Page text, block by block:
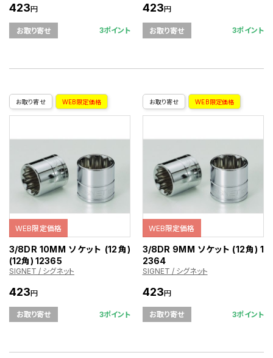
423円
お取り寄せ 3ポイント
423円
お取り寄せ 3ポイント
お取り寄せ WEB限定価格
WEB限定価格
3/8DR 10MM ソケット (12角)
(12角) 12365
SIGNET / シグネット
423円
お取り寄せ 3ポイント
お取り寄せ WEB限定価格
WEB限定価格
3/8DR 9MM ソケット (12角) 1
2364
SIGNET / シグネット
423円
お取り寄せ 3ポイント